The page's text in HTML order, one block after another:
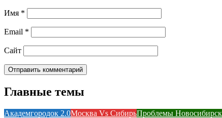
Имя *
Email *
Сайт
Главные темы
Академгородок 2.0Москва Vs СибирьПроблемы